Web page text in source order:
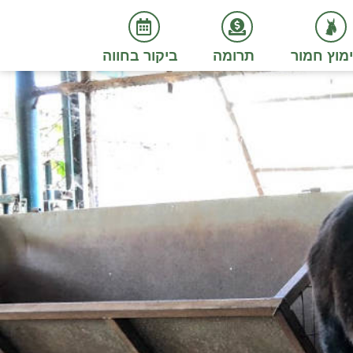
חמור תרומה ביקור בחווה